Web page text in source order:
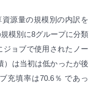
源量の規模別の内訳を
模別に8グループに分類
ジョブで使用されたノー
）は当初は低かったが後
充填率は70.6％ であっ